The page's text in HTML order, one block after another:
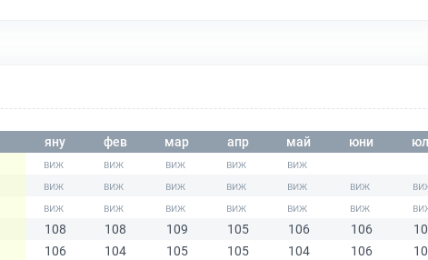
яну фев мар апр май юни
108 108 109 105 106 106
106 104 105 105 104 106